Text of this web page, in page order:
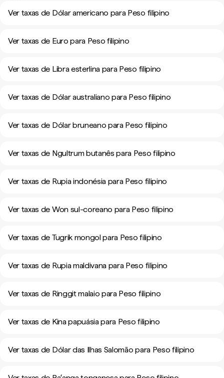
Ver taxas de Dólar americano para Peso filipino
Ver taxas de Euro para Peso filipino
Ver taxas de Libra esterlina para Peso filipino
Ver taxas de Dólar australiano para Peso filipino
Ver taxas de Dólar bruneano para Peso filipino
Ver taxas de Ngultrum butanês para Peso filipino
Ver taxas de Rupia indonésia para Peso filipino
Ver taxas de Won sul-coreano para Peso filipino
Ver taxas de Tugrik mongol para Peso filipino
Ver taxas de Rupia maldivana para Peso filipino
Ver taxas de Ringgit malaio para Peso filipino
Ver taxas de Kina papuásia para Peso filipino
Ver taxas de Dólar das Ilhas Salomão para Peso filipino